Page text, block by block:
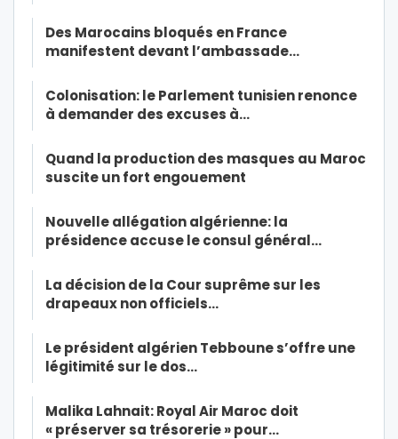
Des Marocains bloqués en France
manifestent devant l’ambassade…
Colonisation: le Parlement tunisien renonce
à demander des excuses à…
Quand la production des masques au Maroc
suscite un fort engouement
Nouvelle allégation algérienne: la
présidence accuse le consul général…
La décision de la Cour suprême sur les
drapeaux non officiels…
Le président algérien Tebboune s’offre une
légitimité sur le dos…
Malika Lahnait: Royal Air Maroc doit
« préserver sa trésorerie » pour…